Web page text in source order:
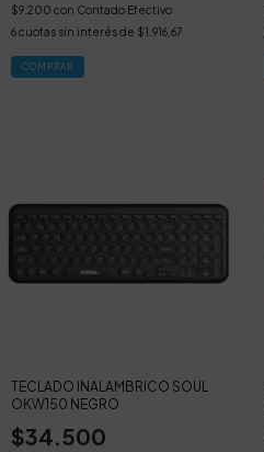
$9.200 con Contado Efectivo
6cuotas sin interés de $1.916,67
TECLADO INALAMBRICO SOUL
OKW150 NEGRO
$34.500